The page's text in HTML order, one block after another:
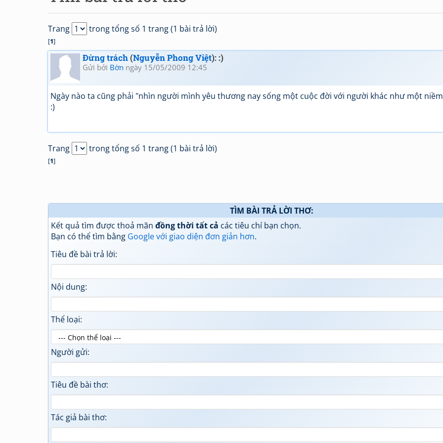
Trang trong tổng số 1 trang (1 bài trả lời)
[1]
Đừng trách(Nguyễn Phong Việt): :)
Gửi bởi Bờn ngày 15/05/2009 12:45
Ngày nào ta cũng phải "nhìn người mình yêu thương nay sống một cuộc đời với người khác như một
:)
Trang trong tổng số 1 trang (1 bài trả lời)
[1]
TÌM BÀI TRẢ LỜI THƠ:
Kết quả tìm được thoả mãn đồng thời tất cả các tiêu chí bạn chọn.
Bạn có thể tìm bằng Google với giao diện đơn giản hơn.
Tiêu đề bài trả lời:
Nội dung:
Thể loại:
Người gửi:
Tiêu đề bài thơ:
Tác giả bài thơ: